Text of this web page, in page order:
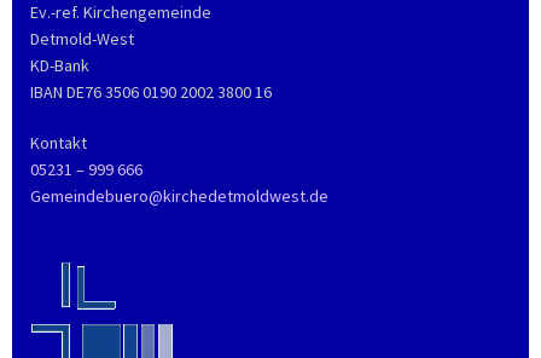
Ev.-ref. Kirchengemeinde
Detmold-West
KD-Bank
IBAN DE76 3506 0190 2002 3800 16
Kontakt
05231 – 999 666
Gemeindebuero@kirchedetmoldwest.de